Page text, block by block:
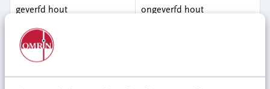
geverfd hout ongeverfd hout
hardboard
hout
houten kozijnen zonder